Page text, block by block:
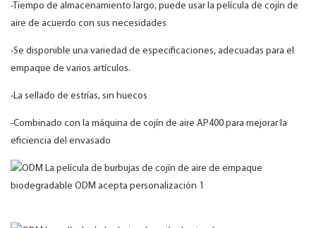
-Tiempo de almacenamiento largo, puede usar la película de cojín de
aire de acuerdo con sus necesidades
-Se disponible una variedad de especificaciones, adecuadas para el
empaque de varios artículos.
-La sellado de estrías, sin huecos
-Combinado con la máquina de cojín de aire AP400 para mejorar la
eficiencia del envasado